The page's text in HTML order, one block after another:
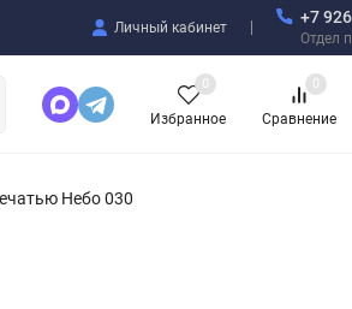
Личный кабинет
+7
Отдел
Избранное
0
Сравнение
0
Небо 030